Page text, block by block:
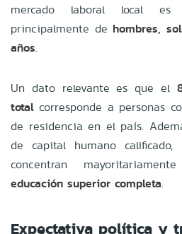
mercado laboral local es
principalmente de hombres,
años.
Un dato relevante es que el
total corresponde a personas
de residencia en el país.
de capital humano
concentran
educación superior completa.
Expectativa política y